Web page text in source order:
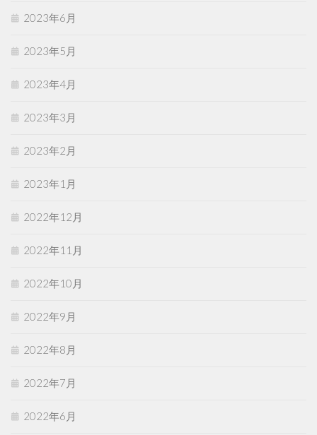
2023年6月
2023年5月
2023年4月
2023年3月
2023年2月
2023年1月
2022年12月
2022年11月
2022年10月
2022年9月
2022年8月
2022年7月
2022年6月